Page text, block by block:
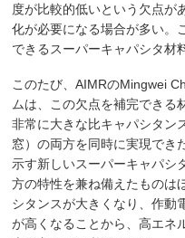
度が比較的低いという欠点が
化が必要になる場合が多い。
できるスーパーキャパシタ材
このたび、AIMRのMingwei
ムは、この欠点を補完できる
非常に大きな比キャパシタン
窓）の両方を同時に実現でき
示す新しいスーパーキャパシ
方の特性を兼ね備えたものは
シタンスが大きくなり、作動
が高くなることから、高エネ